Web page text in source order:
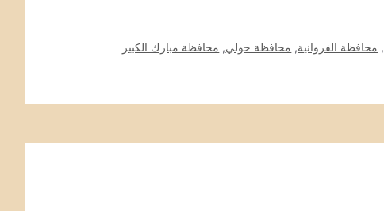
, محافظة الفروانية, محافظة حولي, محافظة مبارك الكبير